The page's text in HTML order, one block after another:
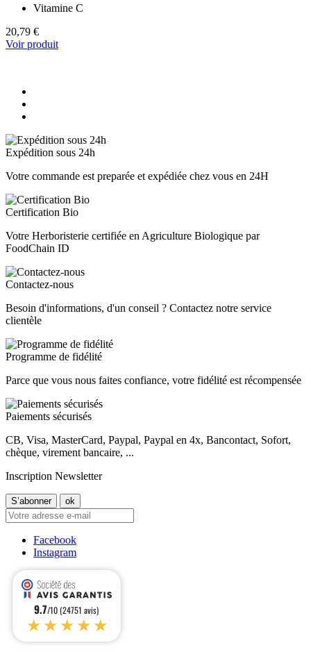
Vitamine C
20,79 €
Voir produit
Expédition sous 24h
Votre commande est preparée et expédiée chez vous en 24H
Certification Bio
Votre Herboristerie certifiée en Agriculture Biologique par
FoodChain ID
Contactez-nous
Besoin d'informations, d'un conseil ? Contactez notre service
clientèle
Programme de fidélité
Parce que vous nous faites confiance, votre fidélité est récompensée
Paiements sécurisés
CB, Visa, MasterCard, Paypal, Paypal en 4x, Bancontact, Sofort,
chèque, virement bancaire, ...
Inscription Newsletter
Facebook
Instagram
9.7/10 (24751 avis)
★★★★★